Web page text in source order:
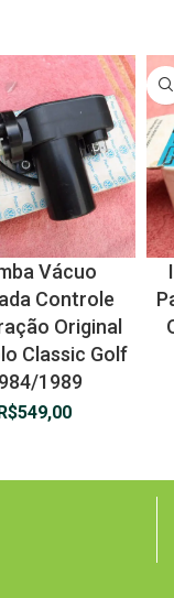
Vácuo
Controle
Original
Classic Golf
1989
549,00